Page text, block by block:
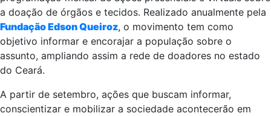
a doação de órgãos e tecidos. Realizado anualmente pela
Fundação Edson Queiroz, o movimento tem como
objetivo informar e encorajar a população sobre o
assunto, ampliando assim a rede de doadores no estado
do Ceará.
A partir de setembro, ações que buscam informar,
conscientizar e mobilizar a sociedade acontecerão em